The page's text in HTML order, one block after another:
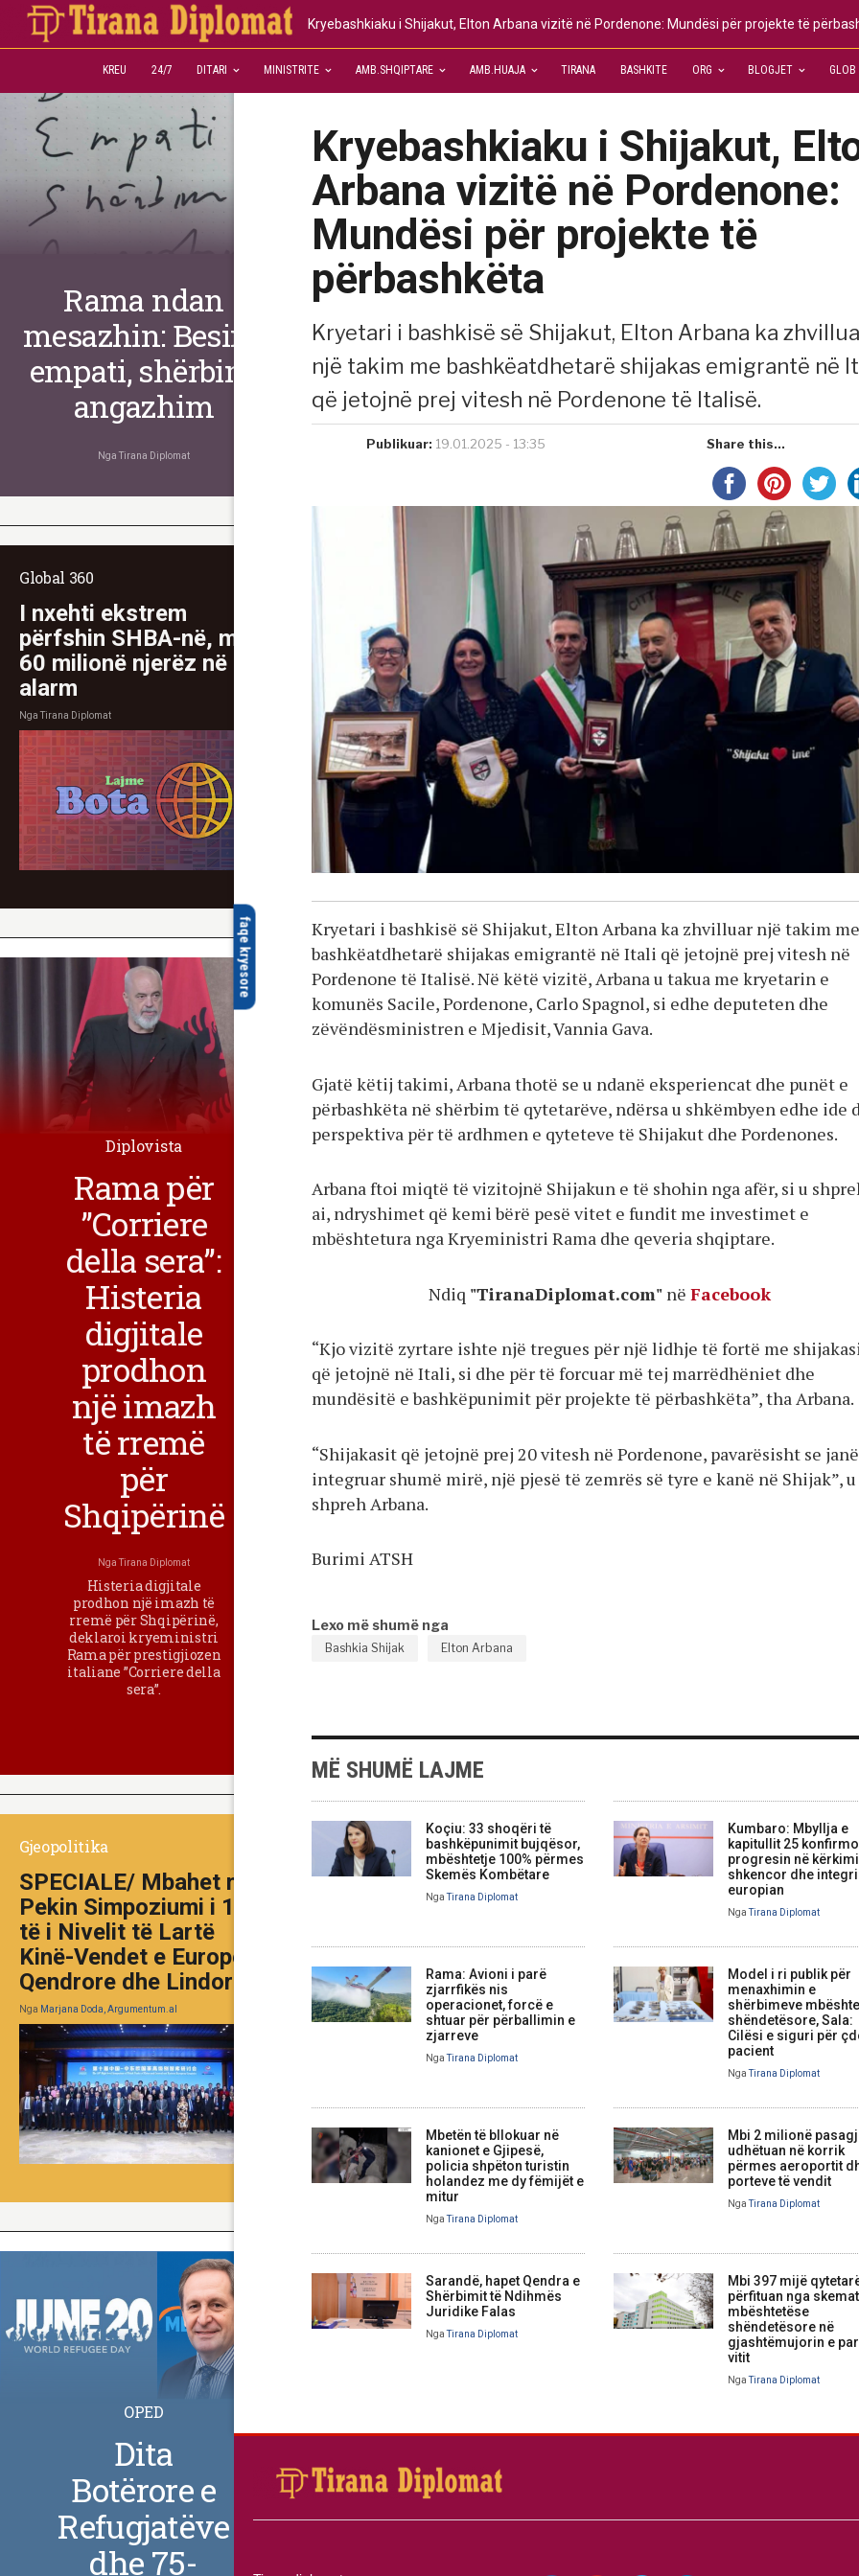
Kryebashkiaku i Shijakut, Elton Arbana vizitë në Pordenone: Mundësi për projekte të
KREU 24/7 DITARI MINISTRITE AMB.SHQIPTARE AMB.HUAJA TIRANA BASHKITE ORG BLOGJET GLOB
faqe kryesore
Kryebashkiaku i Shijakut,
Arbana vizitë në Pordenone:
Mundësi për projekte të
përbashkëta
Kryetari i bashkisë së Shijakut, Elton Arbana ka
një takim me bashkëatdhetarë shijakas emigrantë në
që jetojnë prej vitesh në Pordenone të Italisë.
Publikuar: 19.01.2025 - 13:35 Share this...
Kryetari i bashkisë së Shijakut, Elton Arbana ka zhvilluar një takim me
bashkëatdhetarë shijakas emigrantë në Itali që jetojnë prej vitesh në
Pordenone të Italisë. Në këtë vizitë, Arbana u takua me kryetarin e
komunës Sacile, Pordenone, Carlo Spagnol, si edhe deputeten dhe
zëvëndësministren e Mjedisit, Vannia Gava.
Gjatë këtij takimi, Arbana thotë se u ndanë eksperiencat dhe punët e
përbashkëta në shërbim të qytetarëve, ndërsa u shkëmbyen edhe ide
perspektiva për të ardhmen e qyteteve të Shijakut dhe Pordenones.
Arbana ftoi miqtë të vizitojnë Shijakun e të shohin nga afër, si u
ai, ndryshimet që kemi bërë pesë vitet e fundit me investimet e
mbështetura nga Kryeministri Rama dhe qeveria shqiptare.
Ndiq "TiranaDiplomat.com" në Facebook
“Kjo vizitë zyrtare ishte një tregues për një lidhje të fortë me
që jetojnë në Itali, si dhe për të forcuar më tej marrëdhëniet dhe
mundësitë e bashkëpunimit për projekte të përbashkëta”, tha Arbana.
“Shijakasit që jetojnë prej 20 vitesh në Pordenone, pavarësisht se janë
integruar shumë mirë, një pjesë të zemrës së tyre e kanë në Shijak”, u
shpreh Arbana.
Burimi ATSH
Lexo më shumë nga
Bashkia Shijak Elton Arbana
MË SHUMË LAJME
Koçiu: 33 shoqëri të
bashkëpunimit bujqësor,
mbështetje 100% përmes
Skemës Kombëtare
NgaTirana Diplomat
Kumbaro: Mbyllja e
kapitullit 25
progresin në
shkencor dhe
europian
NgaTirana Diplomat
Rama: Avioni i parë
zjarrfikës nis
operacionet, forcë e
shtuar për përballimin e
zjarreve
NgaTirana Diplomat
Model i ri publik për
menaxhimin e
shërbimeve
shëndetësore, Sala:
Cilësi e siguri për
pacient
NgaTirana Diplomat
Mbetën të bllokuar në
kanionet e Gjipesë,
policia shpëton turistin
holandez me dy fëmijët e
mitur
NgaTirana Diplomat
Mbi 2 milionë
udhëtuan në korrik
përmes aeroportit
porteve të vendit
NgaTirana Diplomat
Sarandë, hapet Qendra e
Shërbimit të Ndihmës
Juridike Falas
NgaTirana Diplomat
Mbi 397 mijë
përfituan nga skemat
mbështetëse
shëndetësore në
gjashtëmujorin e
vitit
NgaTirana Diplomat
Rama ndan
mesazhin: Besim,
empati, shërbim,
angazhim
Nga Tirana Diplomat
Global 360
I nxehti ekstrem
përfshin SHBA-në, mbi
60 milionë njerëz në
alarm
NgaTirana Diplomat
Diplovista
Rama për
”Corriere
della sera”:
Histeria
digjitale
prodhon
një imazh
të rremë
për
Shqipërinë
NgaTirana Diplomat
Histeria digjitale
prodhon një imazh të
rremë për Shqipërinë,
deklaroi kryeministri
Rama për prestigjiozen
italiane ”Corriere della
sera”.
Gjeopolitika
SPECIALE/ Mbahet në
Pekin Simpoziumi i 10-
të i Nivelit të Lartë
Kinë-Vendet e Europës
Qendrore dhe Lindore
Nga Marjana Doda, Argumentum.al
OPED
Dita
Botërore e
Refugjatëve
dhe 75-